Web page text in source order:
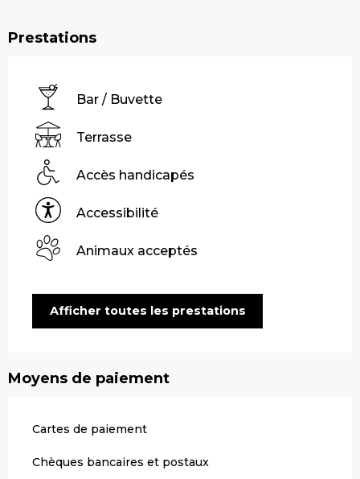
Prestations
Bar / Buvette
Terrasse
Accès handicapés
Accessibilité
Animaux acceptés
Afficher toutes les prestations
Moyens de paiement
Cartes de paiement
Chèques bancaires et postaux